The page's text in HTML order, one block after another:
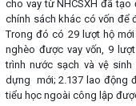
cho vay từ NHCSXH đã
chính sách khác có vốn để
Trong đó có 29 lượt hộ
nghèo được vay vốn, 9
trình nước sạch và vệ
dựng mới; 2.137 lao động
tiểu học ngoài công lập